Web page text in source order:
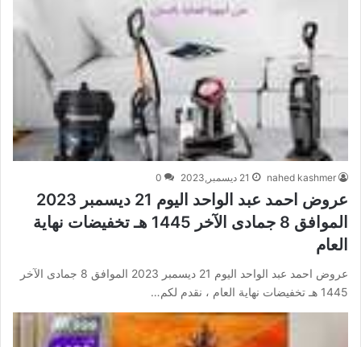
nahed kashmer 21 ديسمبر,2023 0
عروض احمد عبد الواحد اليوم 21 ديسمبر 2023
الموافق 8 جمادى الآخر 1445 هـ تخفيضات نهاية
العام
عروض احمد عبد الواحد اليوم 21 ديسمبر 2023 الموافق 8 جمادى الآخر
1445 هـ تخفيضات نهاية العام ، نقدم لكم…